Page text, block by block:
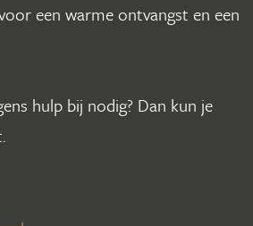
een warme ontvangst en een
hulp bij nodig? Dan kun je